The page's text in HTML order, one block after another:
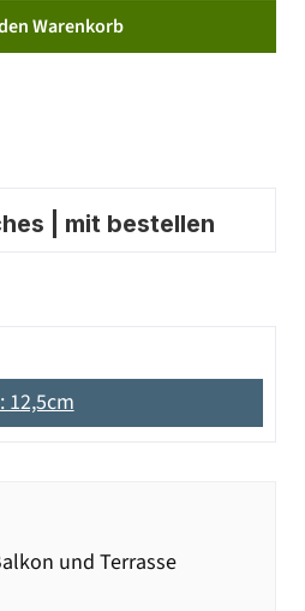
Warenkorb
| mit bestellen
12,5cm
und Terrasse